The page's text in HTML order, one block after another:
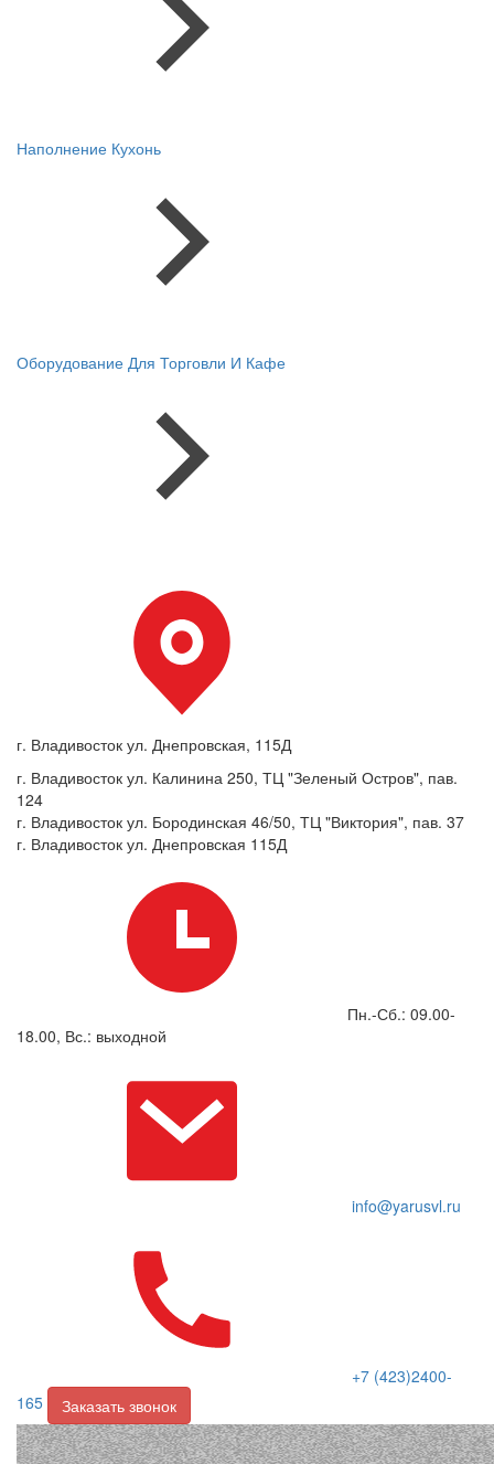
Наполнение Кухонь
Оборудование Для Торговли И Кафе
г. Владивосток ул. Днепровская, 115Д
г. Владивосток ул. Калинина 250, ТЦ "Зеленый Остров", пав.
124
г. Владивосток ул. Бородинская 46/50, ТЦ "Виктория", пав. 37
г. Владивосток ул. Днепровская 115Д
Пн.-Сб.: 09.00-
18.00, Вс.: выходной
info@yarusvl.ru
+7 (423)2400-
165
Заказать звонок